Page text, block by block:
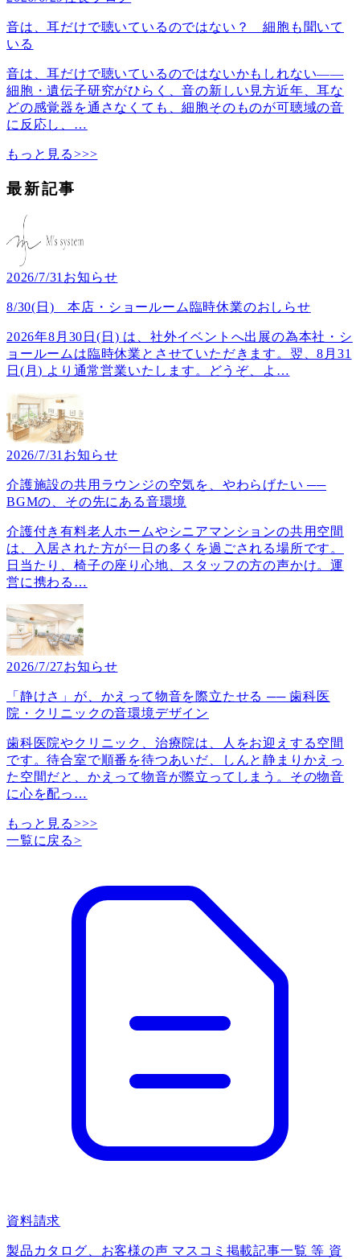
音は、耳だけで聴いているのではない？ 細胞も聞いて
いる
音は、耳だけで聴いているのではないかもしれない――
細胞・遺伝子研究がひらく、音の新しい見方近年、耳な
どの感覚器を通さなくても、細胞そのものが可聴域の音
に反応し、 …
もっと見る>>>
最新記事
2026/7/31 お知らせ
8/30(日) 本店・ショールーム臨時休業のおしらせ
2026年8月30日(日) は、社外イベントへ出展の為本社・シ
ョールームは臨時休業とさせていただきます。翌、8月31
日(月) より通常営業いたします。どうぞ、よ …
2026/7/31 お知らせ
介護施設の共用ラウンジの空気を、やわらげたい ──
BGMの、その先にある音環境
介護付き有料老人ホームやシニアマンションの共用空間
は、入居された方が一日の多くを過ごされる場所です。
日当たり、椅子の座り心地、スタッフの方の声かけ。運
営に携わる …
2026/7/27お知らせ
「静けさ」が、かえって物音を際立たせる ── 歯科医
院・クリニックの音環境デザイン
歯科医院やクリニック、治療院は、人をお迎えする空間
です。待合室で順番を待つあいだ、しんと静まりかえっ
た空間だと、かえって物音が際立ってしまう。その物音
に心を配っ …
もっと見る>>>
一覧に戻る>
資料請求
製品カタログ、お客様の声 マスコミ掲載記事一覧 等 資